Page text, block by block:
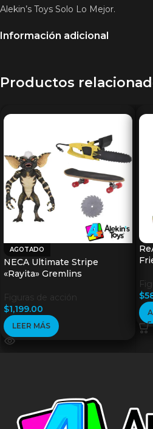
Alekin’s Toys Solo Lo Mejor.
Información adicional
Productos
AGOTADO
NECA Ultimate Stripe
«Rayita» Gremlins
Figuras de acción
$1,199.00
LEER MÁS
$